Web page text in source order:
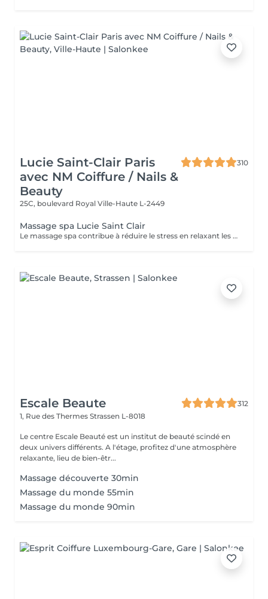
Lucie Saint-Clair Paris
avec NM Coiffure / Nails &
Beauty
310
25C, boulevard Royal Ville-Haute L-2449
Massage spa Lucie Saint Clair
Le massage spa contribue à réduire le stress en relaxant les muscles et en libérant vos endorphines .
Escale Beaute
312
1, Rue des Thermes Strassen L-8018
Le centre Escale Beauté est un institut de beauté scindé en
deux univers différents. A l'étage, profitez d'une atmosphère
relaxante, lieu de bien-êtr...
Massage découverte 30min
Massage du monde 55min
Massage du monde 90min